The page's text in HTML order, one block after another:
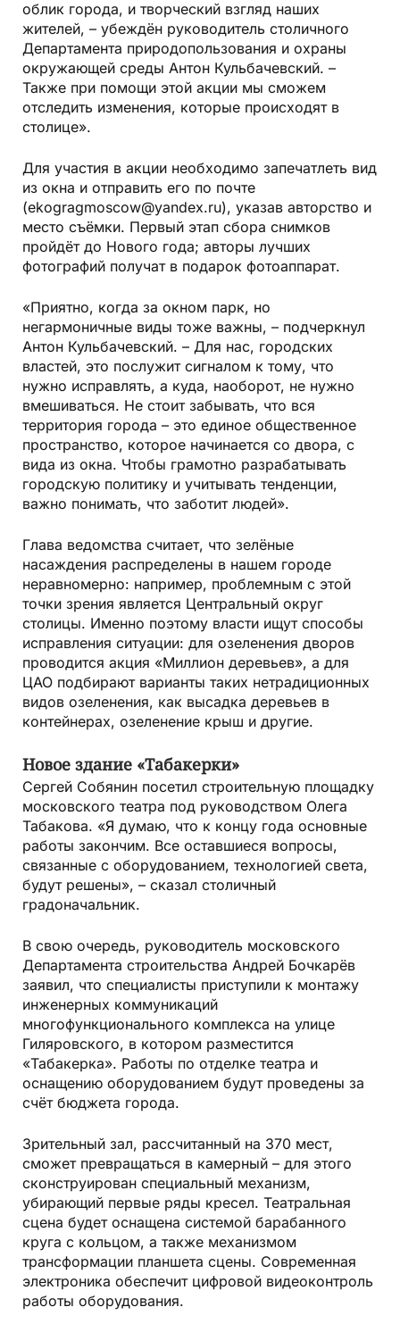
облик города, и творческий взгляд наших
жителей, – убеждён руководитель столичного
Департамента природопользования и охраны
окружающей среды Антон Кульбачевский. –
Также при помощи этой акции мы сможем
отследить изменения, которые происходят в
столице».
Для участия в акции необходимо запечатлеть вид
из окна и отправить его по почте
(ekogragmoscow@yandex.ru), указав авторство и
место съёмки. Первый этап сбора снимков
пройдёт до Нового года; авторы лучших
фотографий получат в подарок фотоаппарат.
«Приятно, когда за окном парк, но
негармоничные виды тоже важны, – подчеркнул
Антон Кульбачевский. – Для нас, городских
властей, это послужит сигналом к тому, что
нужно исправлять, а куда, наоборот, не нужно
вмешиваться. Не стоит забывать, что вся
территория города – это единое общественное
пространство, которое начинается со двора, с
вида из окна. Чтобы грамотно разрабатывать
городскую политику и учитывать тенденции,
важно понимать, что заботит людей».
Глава ведомства считает, что зелёные
насаждения распределены в нашем городе
неравномерно: например, проблемным с этой
точки зрения является Центральный округ
столицы. Именно поэтому власти ищут способы
исправления ситуации: для озеленения дворов
проводится акция «Миллион деревьев», а для
ЦАО подбирают варианты таких нетрадиционных
видов озеленения, как высадка деревьев в
контейнерах, озеленение крыш и другие.
Новое здание «Табакерки»
Сергей Собянин посетил строительную площадку
московского театра под руководством Олега
Табакова. «Я думаю, что к концу года основные
работы закончим. Все оставшиеся вопросы,
связанные с оборудованием, технологией света,
будут решены», – сказал столичный
градоначальник.
В свою очередь, руководитель московского
Департамента строительства Андрей Бочкарёв
заявил, что специалисты приступили к монтажу
инженерных коммуникаций
многофункционального комплекса на улице
Гиляровского, в котором разместится
«Табакерка». Работы по отделке театра и
оснащению оборудованием будут проведены за
счёт бюджета города.
Зрительный зал, рассчитанный на 370 мест,
сможет превращаться в камерный – для этого
сконструирован специальный механизм,
убирающий первые ряды кресел. Театральная
сцена будет оснащена системой барабанного
круга с кольцом, а также механизмом
трансформации планшета сцены. Современная
электроника обеспечит цифровой видеоконтроль
работы оборудования.